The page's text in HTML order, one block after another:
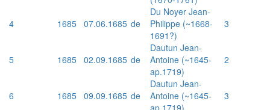
4 1685 07.06.1685 de
Du Noyer Jean-
Philippe (~1668-
1691?)
3
5 1685 02.09.1685 de
Dautun Jean-
Antoine (~1645-
ap.1719)
2
6 1685 09.09.1685 de
Dautun Jean-
Antoine (~1645-
ap.1719)
3